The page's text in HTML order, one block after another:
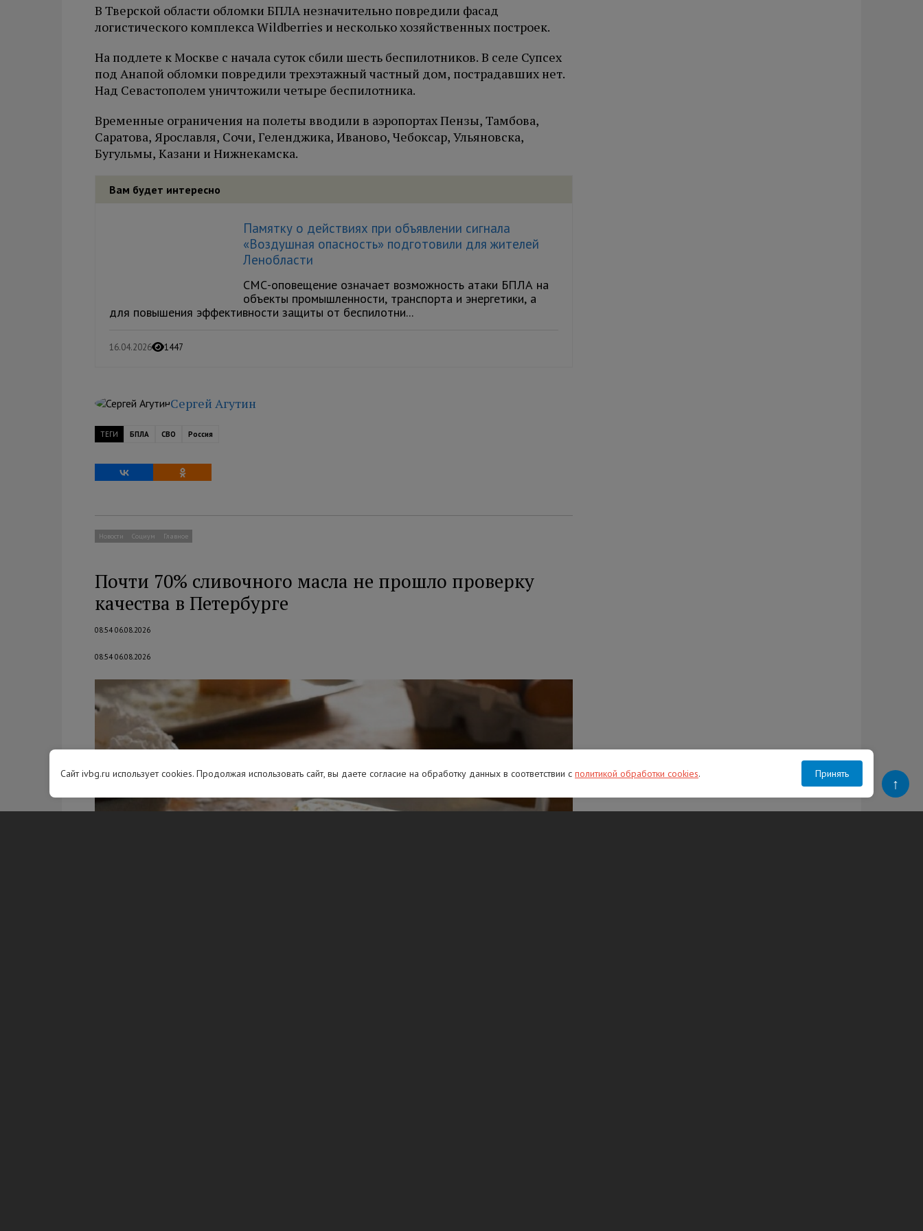
В Тверской области обломки БПЛА незначительно повредили фасад
логистического комплекса Wildberries и несколько хозяйственных построек.
На подлете к Москве с начала суток сбили шесть беспилотников. В селе Супсех
под Анапой обломки повредили трехэтажный частный дом, пострадавших нет.
Над Севастополем уничтожили четыре беспилотника.
Временные ограничения на полеты вводили в аэропортах Пензы, Тамбова,
Саратова, Ярославля, Сочи, Геленджика, Иваново, Чебоксар, Ульяновска,
Бугульмы, Казани и Нижнекамска.
Вам будет интересно
Памятку о действиях при объявлении сигнала
«Воздушная опасность» подготовили для жителей
Ленобласти
СМС-оповещение означает возможность атаки БПЛА на
объекты промышленности, транспорта и энергетики, а
для повышения эффективности защиты от беспилотни...
16.04.2026 1447
Сергей Агутин
ТЕГИ БПЛА СВО Россия
Новости Социум Главное
Почти 70% сливочного масла не прошло проверку
качества в Петербурге
08:54 06.08.2026
08:54 06.08.2026
Сайт ivbg.ru использует cookies. Продолжая использовать сайт, вы даете согласие на обработку данных в соответствии с политикой обработки cookies. Принять
↑